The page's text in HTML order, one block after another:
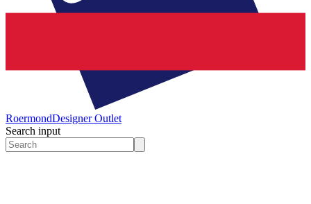
RoermondDesigner Outlet
Search input